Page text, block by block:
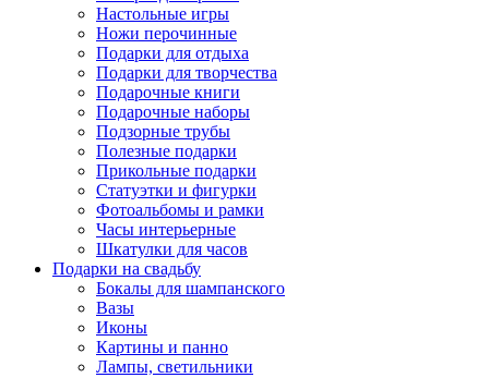
Настольные игры
Ножи перочинные
Подарки для отдыха
Подарки для творчества
Подарочные книги
Подарочные наборы
Подзорные трубы
Полезные подарки
Прикольные подарки
Статуэтки и фигурки
Фотоальбомы и рамки
Часы интерьерные
Шкатулки для часов
Подарки на свадьбу
Бокалы для шампанского
Вазы
Иконы
Картины и панно
Лампы, светильники